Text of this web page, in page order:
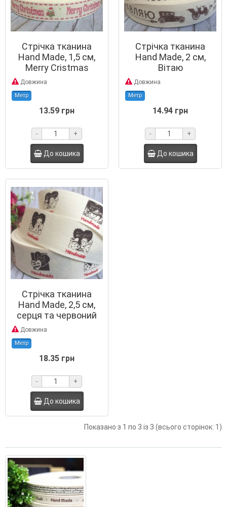
Стрічка тканина
Hand Made, 1,5 см,
Merry Cristmas
Довжина
Метр
13.59 грн
- +
До кошика
Стрічка тканина
Hand Made, 2 см,
Вітаю
Довжина
Метр
14.94 грн
- +
До кошика
Стрічка тканина
Hand Made, 2,5 см,
серця та червоний
напис
Довжина
Метр
18.35 грн
- +
До кошика
Показано з 1 по 3 із 3 (всього сторінок: 1)